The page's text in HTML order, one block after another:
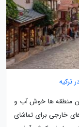
ترکیه
منطقه ها خوش آب و
خارجی برای تماشای